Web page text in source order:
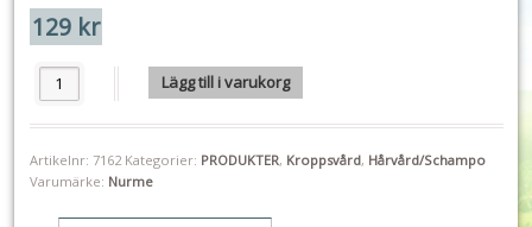
129 kr
Shampoo Bar Jojoba 100g Nurme mängd
Lägg till i varukorg
Artikelnr: 7162 Kategorier: PRODUKTER, Kroppsvård, Hårvård/Schampo
Varumärke: Nurme